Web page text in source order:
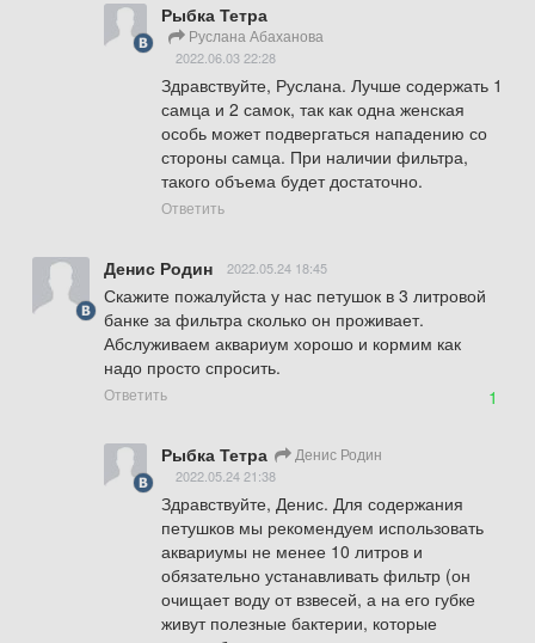
Рыбка Тетра
Руслана Абаханова
2022.06.03 22:28
Здравствуйте, Руслана. Лучше содержать 1
самца и 2 самок, так как одна женская
особь может подвергаться нападению со
стороны самца. При наличии фильтра,
такого объема будет достаточно.
Ответить
Денис Родин 2022.05.24 18:45
Скажите пожалуйста у нас петушок в 3 литровой
банке за фильтра сколько он проживает.
Абслуживаем аквариум хорошо и кормим как
надо просто спросить.
Ответить 1
Рыбка Тетра Денис Родин
2022.05.24 21:38
Здравствуйте, Денис. Для содержания
петушков мы рекомендуем использовать
аквариумы не менее 10 литров и
обязательно устанавливать фильтр (он
очищает воду от взвесей, а на его губке
живут полезные бактерии, которые